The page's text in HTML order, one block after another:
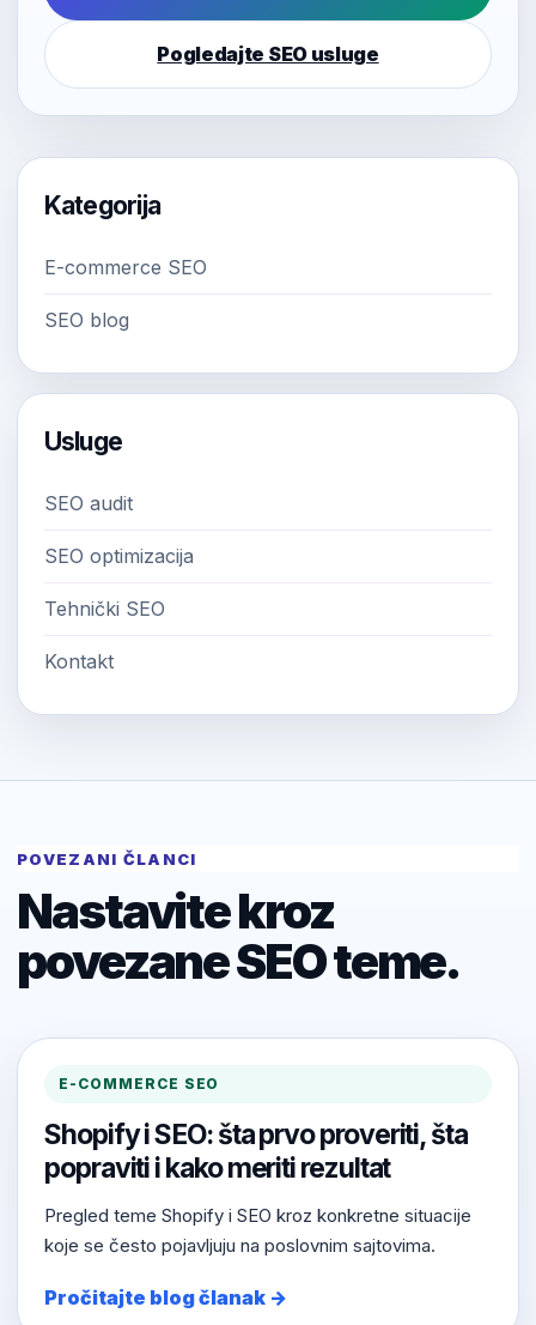
Pogledajte SEO usluge
Kategorija
E-commerce SEO
SEO blog
Usluge
SEO audit
SEO optimizacija
Tehnički SEO
Kontakt
POVEZANI ČLANCI
Nastavite kroz
povezane SEO teme.
E-COMMERCE SEO
Shopify i SEO: šta prvo proveriti, šta
popraviti i kako meriti rezultat
Pregled teme Shopify i SEO kroz konkretne situacije
koje se često pojavljuju na poslovnim sajtovima.
Pročitajte blog članak →